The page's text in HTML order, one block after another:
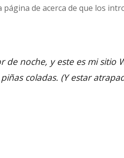
de acerca de que los
noche, y este es mi sitio
coladas. (Y estar